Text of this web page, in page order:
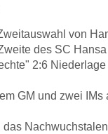
von
des SC
2:6
GM und zwei IMs